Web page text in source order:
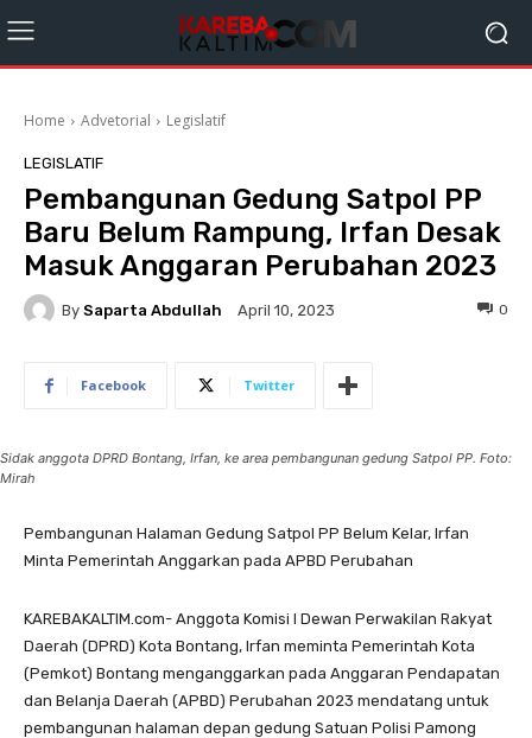
Home Advetorial Legislatif
LEGISLATIF
Pembangunan Gedung Satpol PP
Baru Belum Rampung, Irfan Desak
Masuk Anggaran Perubahan 2023
By Saparta Abdullah April 10, 2023 0
Facebook Twitter
Sidak anggota DPRD Bontang, Irfan, ke area pembangunan gedung Satpol PP. Foto:
Mirah
Pembangunan Halaman Gedung Satpol PP Belum Kelar, Irfan
Minta Pemerintah Anggarkan pada APBD Perubahan
KAREBAKALTIM.com- Anggota Komisi I Dewan Perwakilan Rakyat
Daerah (DPRD) Kota Bontang, Irfan meminta Pemerintah Kota
(Pemkot) Bontang menganggarkan pada Anggaran Pendapatan
dan Belanja Daerah (APBD) Perubahan 2023 mendatang untuk
pembangunan halaman depan gedung Satuan Polisi Pamong